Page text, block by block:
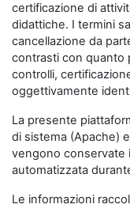
certificazione di
didattiche. I termini
cancellazione da
contrasti con quanto
controlli,
oggettivamente
La presente
di sistema (Apache)
vengono conservate
automatizzata
Le informazioni